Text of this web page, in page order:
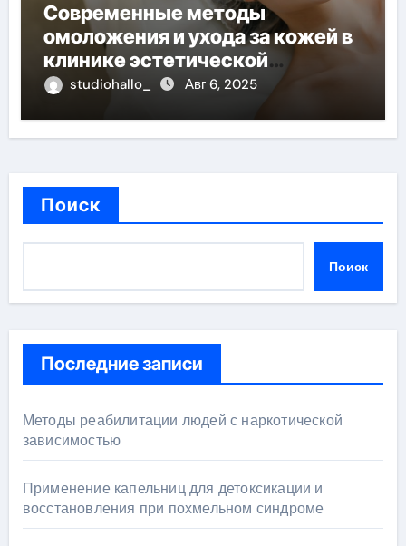
Современные методы
омоложения и ухода за кожей в
клинике эстетической
медицины
studiohallo_ Авг 6, 2025
Поиск
Поиск
Последние записи
Методы реабилитации людей с наркотической
зависимостью
Применение капельниц для детоксикации и
восстановления при похмельном синдроме